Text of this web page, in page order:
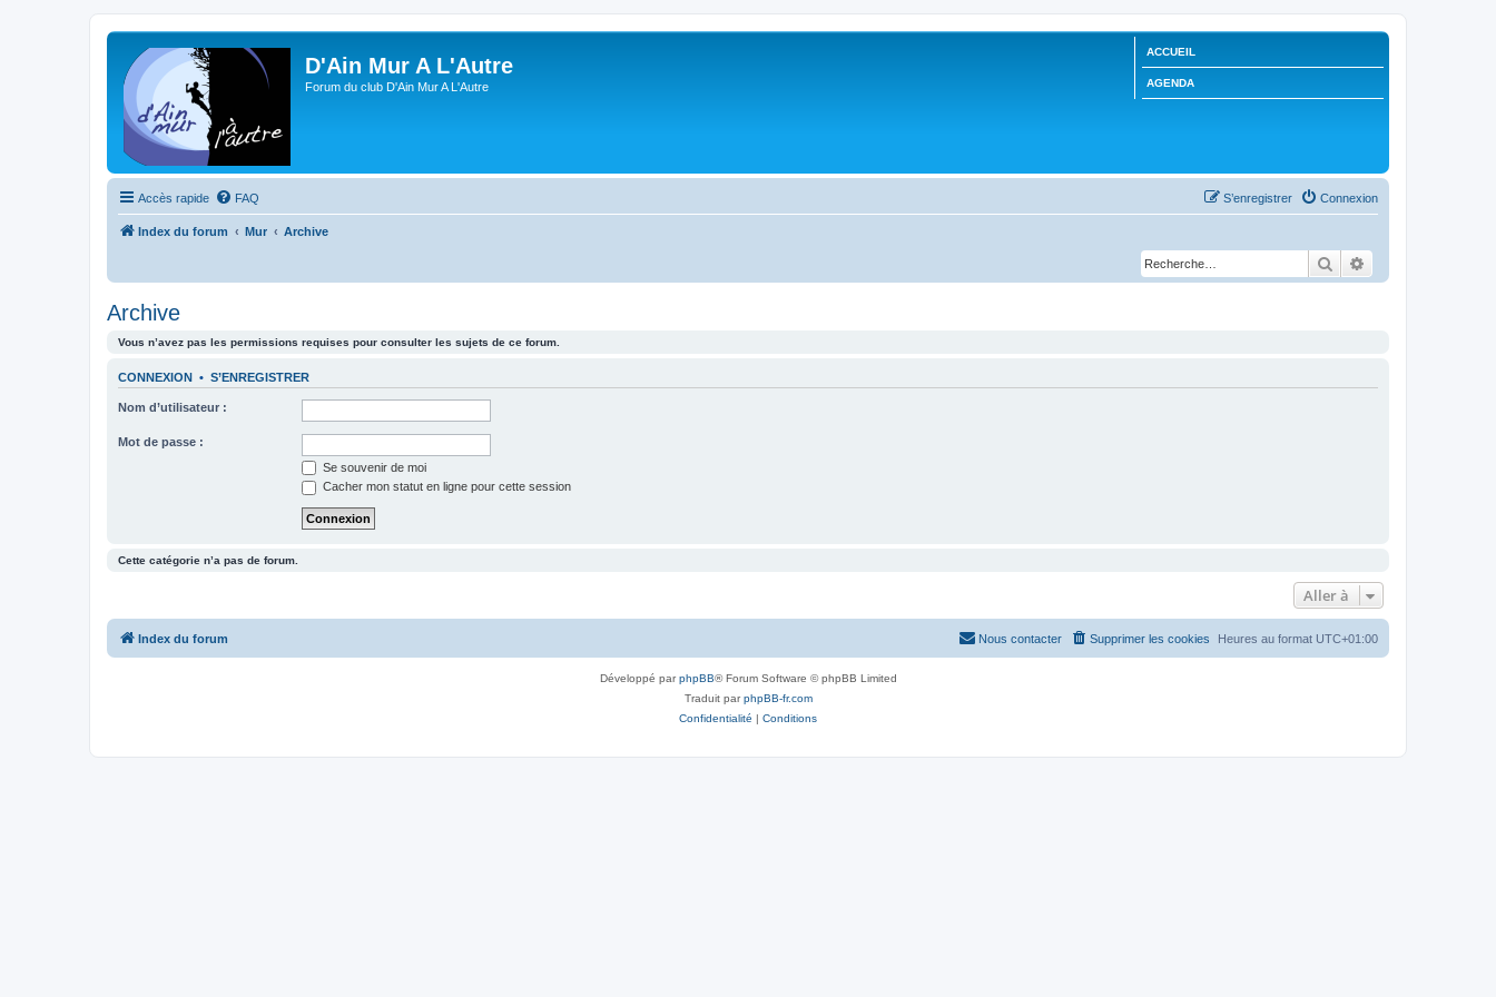
D'Ain Mur A L'Autre
Forum du club D'Ain Mur A L'Autre
ACCUEIL
AGENDA
Accès rapide FAQ Connexion
S’enregistrer
Index du forum Mur Archive
Rechercher
Archive
Vous n’avez pas les permissions requises pour consulter les sujets de ce forum.
CONNEXION • S’ENREGISTRER
Nom d’utilisateur :
Mot de passe :
Se souvenir de moi
Cacher mon statut en ligne pour cette session
Cette catégorie n’a pas de forum.
Aller à
Index du forum Heures au format UTC+01:00
Supprimer les cookies
Nous contacter
Développé parphpBB® Forum Software © phpBB Limited
Traduit parphpBB-fr.com
Confidentialité | Conditions